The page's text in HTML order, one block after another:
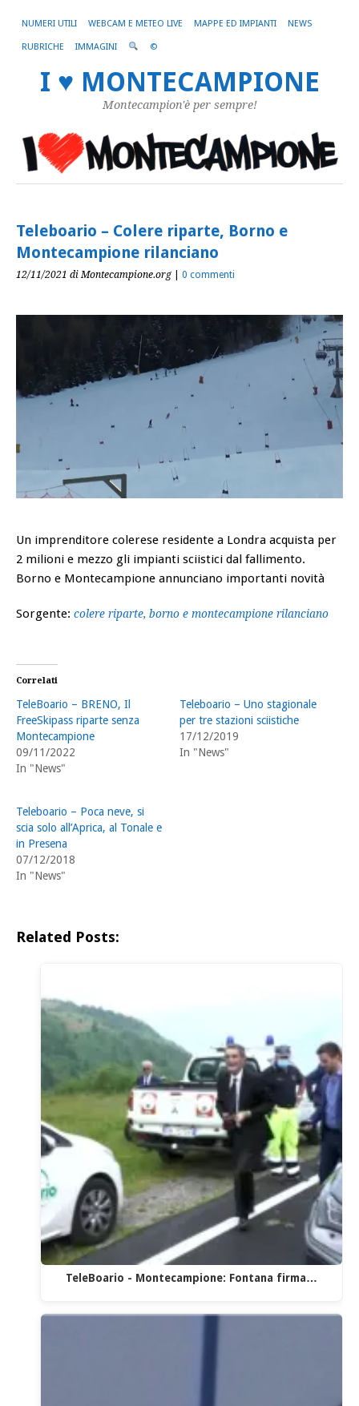
NUMERI UTILI WEBCAM E METEO LIVE MAPPE ED IMPIANTI NEWS
RUBRICHE IMMAGINI ©
I ♥ MONTECAMPIONE
Montecampion'è per sempre!
Teleboario – Colere riparte, Borno e
Montecampione rilanciano
12/11/2021 di Montecampione.org| 0 commenti
Un imprenditore colerese residente a Londra acquista per
2 milioni e mezzo gli impianti sciistici dal fallimento.
Borno e Montecampione annunciano importanti novità
Sorgente: colere riparte, borno e montecampione rilanciano
Correlati
TeleBoario – BRENO, Il
FreeSkipass riparte senza
Montecampione
09/11/2022
In "News"
Teleboario – Uno stagionale
per tre stazioni sciistiche
17/12/2019
In "News"
Teleboario – Poca neve, si
scia solo all’Aprica, al Tonale e
in Presena
07/12/2018
In "News"
Related Posts:
TeleBoario - Montecampione: Fontana firma…